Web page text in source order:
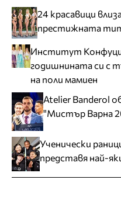
24 красавици
престижната
Институт
годишнината си с
на поли мамиен
Atelier Banderol
"Мистър Варна
Ученически
представя най-